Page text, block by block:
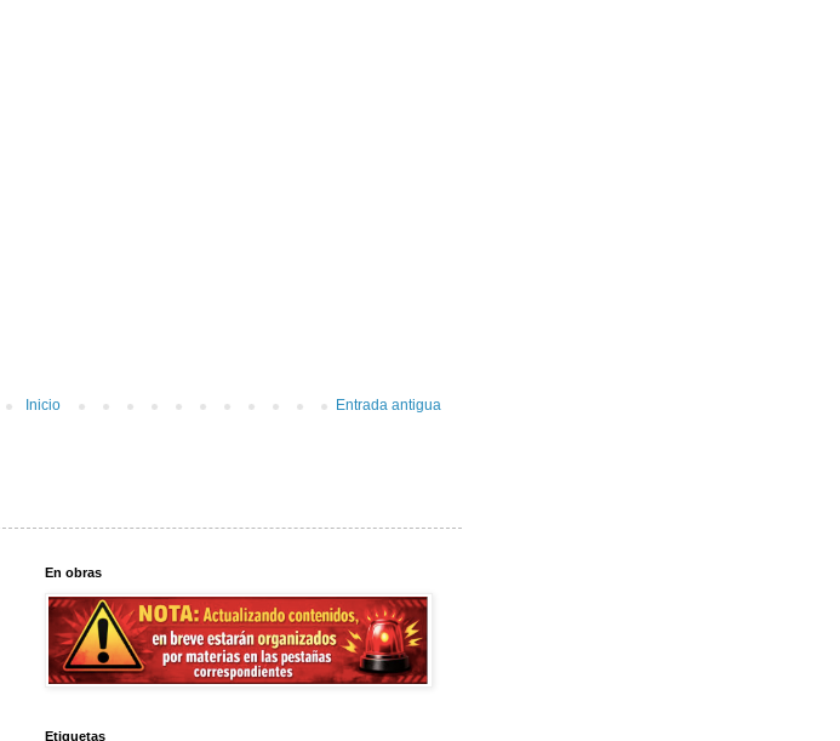
Entrada antigua
Inicio
En obras
Etiquetas